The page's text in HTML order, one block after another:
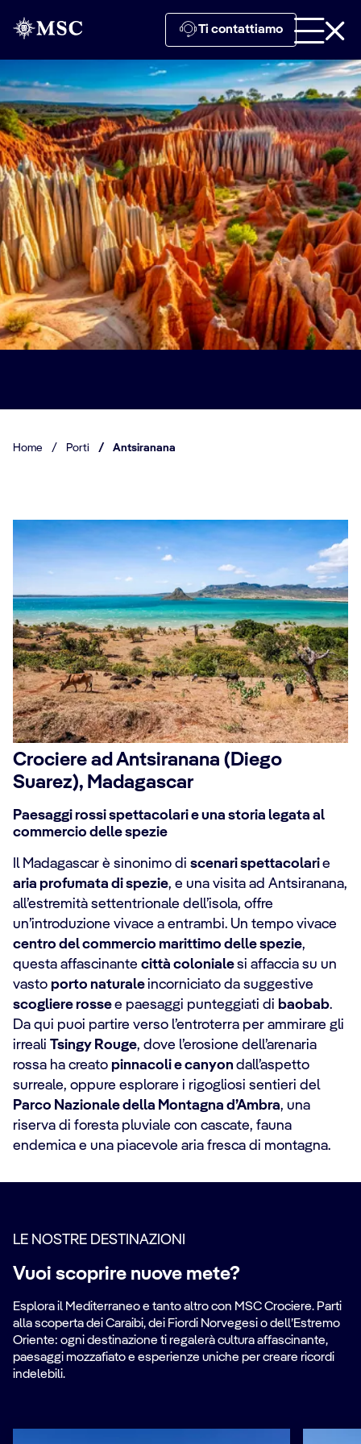
Ti contattiamo
Home / Porti / Antsiranana
Crociere ad Antsiranana (Diego
Suarez), Madagascar
Paesaggi rossi spettacolari e una storia legata al
commercio delle spezie
Il Madagascar è sinonimo di scenari spettacolarie
aria profumata di spezie, e una visita ad Antsiranana,
all’estremità settentrionale dell’isola, offre
un’introduzione vivace a entrambi. Un tempo vivace
centro del commercio marittimo delle spezie,
questa affascinante città colonialesi affaccia su un
vasto porto naturale incorniciato da suggestive
scogliere rossee paesaggi punteggiati di baobab.
Da qui puoi partire verso l’entroterra per ammirare gli
irreali Tsingy Rouge, dove l’erosione dell’arenaria
rossa ha creato pinnacoli e canyon dall’aspetto
surreale, oppure esplorare i rigogliosi sentieri del
Parco Nazionale della Montagna d’Ambra, una
riserva di foresta pluviale con cascate, fauna
endemica e una piacevole aria fresca di montagna.
LE NOSTRE DESTINAZIONI
Vuoi scoprire nuove mete?
Esplora il Mediterraneo e tanto altro con MSC Crociere. Parti
alla scoperta dei Caraibi, dei Fiordi Norvegesi o dell’Estremo
Oriente: ogni destinazione ti regalerà cultura affascinante,
paesaggi mozzafiato e esperienze uniche per creare ricordi
indelebili.